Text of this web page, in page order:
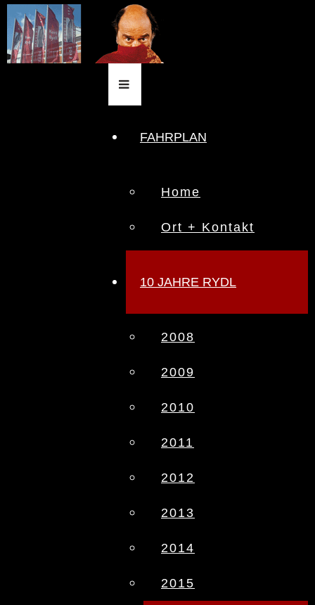
FAHRPLAN
Home
Ort + Kontakt
10 JAHRE RYDL
2008
2009
2010
2011
2012
2013
2014
2015